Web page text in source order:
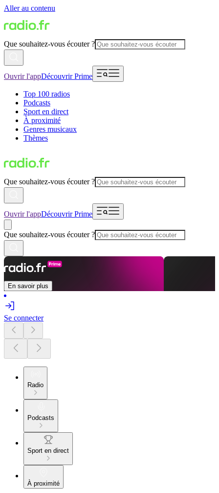
Aller au contenu
Que souhaitez-vous écouter ?
Ouvrir l'appDécouvrir Prime
Top 100 radios
Podcasts
Sport en direct
À proximité
Genres musicaux
Thèmes
Que souhaitez-vous écouter ?
Ouvrir l'appDécouvrir Prime
Que souhaitez-vous écouter ?
En savoir plus
Se connecter
Radio
Podcasts
Sport en direct
À proximité